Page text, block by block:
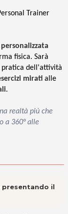
Trainer
fisica. Sarà
dell'attività
mirati alle
.
realtà più che
a 360° alle
presentando il